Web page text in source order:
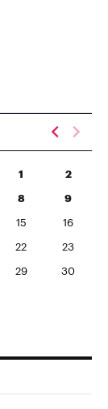
1 2
8 9
15 16
22 23
29 30